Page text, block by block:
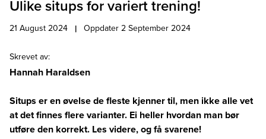
Ulike situps for variert trening!
21 August 2024 | Oppdater 2 September 2024
Skrevet av:
Hannah Haraldsen
Situps er en øvelse de fleste kjenner til, men ikke alle vet
at det finnes flere varianter. Ei heller hvordan man bør
utføre den korrekt. Les videre, og få svarene!